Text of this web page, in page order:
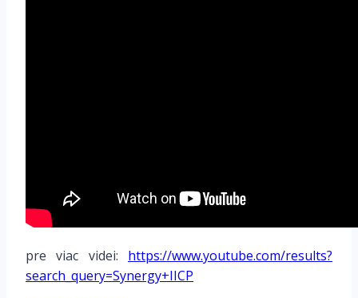
pre viac videi: https://www.youtube.com/results?
search_query=Synergy+IICP